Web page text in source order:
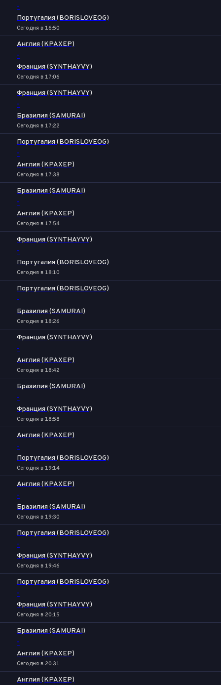
-
Португалия (BORISLOVEOG)
Сегодня в 16:50
Англия (KPAXEP)
-
Франция (SYNTHAYVY)
Сегодня в 17:06
Франция (SYNTHAYVY)
-
Бразилия (SAMURAI)
Сегодня в 17:22
Португалия (BORISLOVEOG)
-
Англия (KPAXEP)
Сегодня в 17:38
Бразилия (SAMURAI)
-
Англия (KPAXEP)
Сегодня в 17:54
Франция (SYNTHAYVY)
-
Португалия (BORISLOVEOG)
Сегодня в 18:10
Португалия (BORISLOVEOG)
-
Бразилия (SAMURAI)
Сегодня в 18:26
Франция (SYNTHAYVY)
-
Англия (KPAXEP)
Сегодня в 18:42
Бразилия (SAMURAI)
-
Франция (SYNTHAYVY)
Сегодня в 18:58
Англия (KPAXEP)
-
Португалия (BORISLOVEOG)
Сегодня в 19:14
Англия (KPAXEP)
-
Бразилия (SAMURAI)
Сегодня в 19:30
Португалия (BORISLOVEOG)
-
Франция (SYNTHAYVY)
Сегодня в 19:46
Португалия (BORISLOVEOG)
-
Франция (SYNTHAYVY)
Сегодня в 20:15
Бразилия (SAMURAI)
-
Англия (KPAXEP)
Сегодня в 20:31
Англия (KPAXEP)